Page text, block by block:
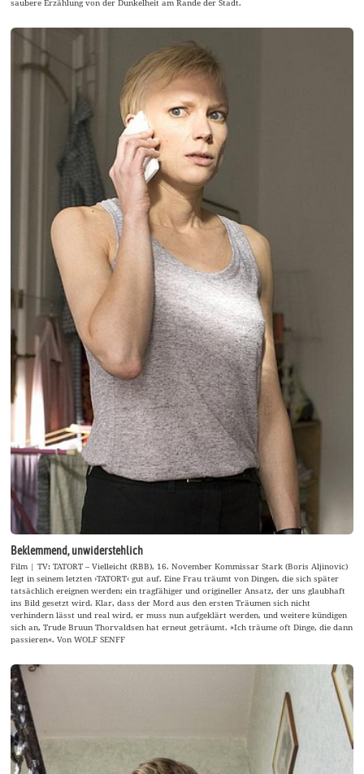
Beklemmend, unwiderstehlich
Film | TV: TATORT – Vielleicht (RBB), 16. November Kommissar Stark (Boris Aljinovic)
legt in seinem letzten ›TATORT‹ gut auf. Eine Frau träumt von Dingen, die sich später
tatsächlich ereignen werden; ein tragfähiger und origineller Ansatz, der uns glaubhaft
ins Bild gesetzt wird. Klar, dass der Mord aus den ersten Träumen sich nicht
verhindern lässt und real wird, er muss nun aufgeklärt werden, und weitere kündigen
sich an, Trude Bruun Thorvaldsen hat erneut geträumt. »Ich träume oft Dinge, die dann
passieren«. Von WOLF SENFF